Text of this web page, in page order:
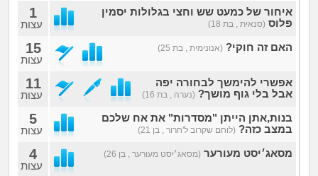
פיננסי וכלכלה
בין הסדינים
חיות מחמד
יוקר המחיה
גאווה
איחור של כמעט שש וחצי בגלולות יסמין
פלוס (סנאית , בת 18)
1
עצות
האם זה חוקי? (אנונימית , בת 25) 15
עצות
אפשרי להימשך לבחורה יפה
אבל בלי גוף מושך? (נערה , בת 16)
11
עצות
בנות,אתן הייתן "מסדרות" את אח שלכם
במצב כזה? (לוחם שקרוב ל'חרור , בן 21)
5
עצות
מסאג׳יסט מעורער (מסאג׳יסט מעורער , בן 26) 4
עצות